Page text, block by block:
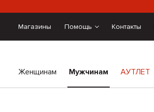
Магазины Помощь Контакты
Женщинам Мужчинам АУТЛЕТ